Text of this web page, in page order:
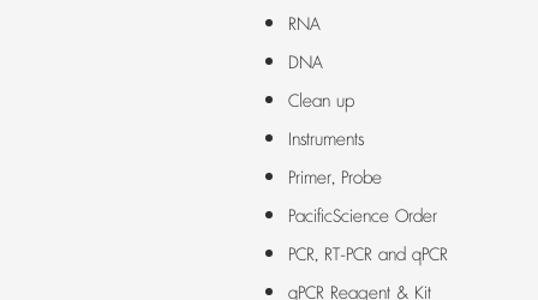
RNA
DNA
Clean up
Instruments
Primer, Probe
PacificScience Order
PCR, RT-PCR and qPCR
qPCR Reagent & Kit